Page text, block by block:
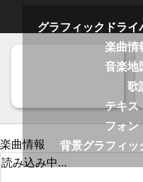
グラフィックドライ
楽曲情
音楽地
歌
テキス
フォン
背景グラフィッ
楽曲情報
読み込み中…